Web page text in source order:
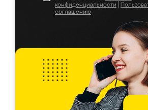
конфиденциальности
соглашению